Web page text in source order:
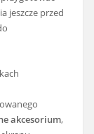
jeszcze przed
akcesorium,